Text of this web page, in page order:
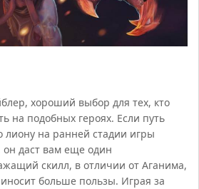
хороший выбор для тех, кто
на подобных героях. Если путь
лиону на ранней стадии игры
даст вам еще один
скилл, в отличии от Аганима,
больше пользы. Играя за